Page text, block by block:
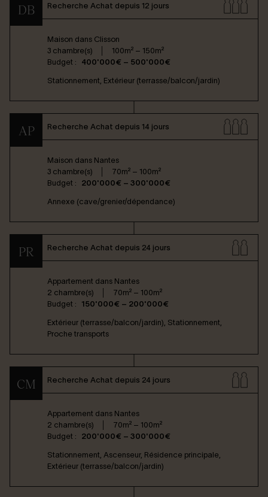
DB Recherche Achat depuis 12 jours
Maison dans Clisson
3 chambre(s)
100m² – 150m²
Budget :
400'000€ – 500'000€
Stationnement, Extérieur (terrasse/balcon/jardin)
AP Recherche Achat depuis 14 jours
Maison dans Nantes
3 chambre(s)
70m² – 100m²
Budget :
200'000€ – 300'000€
Annexe (cave/grenier/dépendance)
PR Recherche Achat depuis 24 jours
Appartement dans Nantes
2 chambre(s)
70m² – 100m²
Budget :
150'000€ – 200'000€
Extérieur (terrasse/balcon/jardin), Stationnement,
Proche transports
CM Recherche Achat depuis 24 jours
Appartement dans Nantes
2 chambre(s)
70m² – 100m²
Budget :
200'000€ – 300'000€
Stationnement, Ascenseur, Résidence principale,
Extérieur (terrasse/balcon/jardin)